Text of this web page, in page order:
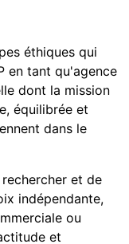
éthiques qui
en tant qu'agence
dont la mission
équilibrée et
dans le
rechercher et de
indépendante,
ou
et